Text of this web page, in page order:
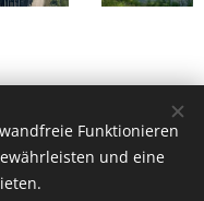
Steiermark
Funktionieren
und eine